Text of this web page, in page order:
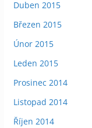
Duben 2015
Březen 2015
Únor 2015
Leden 2015
Prosinec 2014
Listopad 2014
Říjen 2014